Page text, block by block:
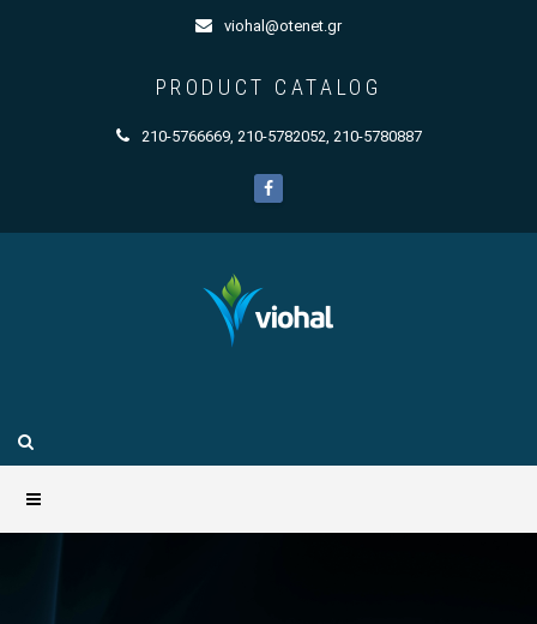
viohal@otenet.gr
PRODUCT CATALOG
210-5766669, 210-5782052, 210-5780887